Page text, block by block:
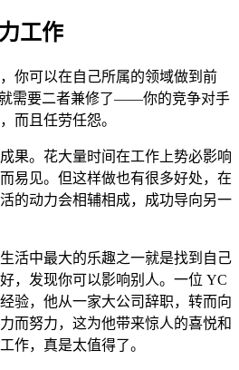
工作
你可以在自己所属的领域做到前
就需要二者兼修了——你的竞争对手
而且任劳任怨。
果。花大量时间在工作上势必影响
易见。但这样做也有很多好处，在
的动力会相辅相成，成功导向另一
活中最大的乐趣之一就是找到自己
，发现你可以影响别人。一位 YC
验，他从一家大公司辞职，转而向
而努力，这为他带来惊人的喜悦和
作，真是太值得了。